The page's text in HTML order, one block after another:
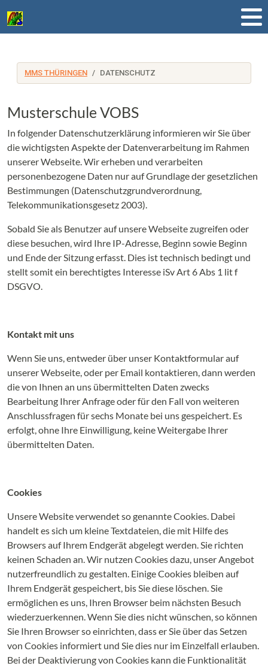
MMS THÜRINGEN DATENSCHUTZ
Musterschule VOBS
In folgender Datenschutzerklärung informieren wir Sie über
die wichtigsten Aspekte der Datenverarbeitung im Rahmen
unserer Webseite. Wir erheben und verarbeiten
personenbezogene Daten nur auf Grundlage der gesetzlichen
Bestimmungen (Datenschutzgrundverordnung,
Telekommunikationsgesetz 2003).
Sobald Sie als Benutzer auf unsere Webseite zugreifen oder
diese besuchen, wird Ihre IP-Adresse, Beginn sowie Beginn
und Ende der Sitzung erfasst. Dies ist technisch bedingt und
stellt somit ein berechtigtes Interesse iSv Art 6 Abs 1 lit f
DSGVO.
Kontakt mit uns
Wenn Sie uns, entweder über unser Kontaktformular auf
unserer Webseite, oder per Email kontaktieren, dann werden
die von Ihnen an uns übermittelten Daten zwecks
Bearbeitung Ihrer Anfrage oder für den Fall von weiteren
Anschlussfragen für sechs Monate bei uns gespeichert. Es
erfolgt, ohne Ihre Einwilligung, keine Weitergabe Ihrer
übermittelten Daten.
Cookies
Unsere Website verwendet so genannte Cookies. Dabei
handelt es sich um kleine Textdateien, die mit Hilfe des
Browsers auf Ihrem Endgerät abgelegt werden. Sie richten
keinen Schaden an. Wir nutzen Cookies dazu, unser Angebot
nutzerfreundlich zu gestalten. Einige Cookies bleiben auf
Ihrem Endgerät gespeichert, bis Sie diese löschen. Sie
ermöglichen es uns, Ihren Browser beim nächsten Besuch
wiederzuerkennen. Wenn Sie dies nicht wünschen, so können
Sie Ihren Browser so einrichten, dass er Sie über das Setzen
von Cookies informiert und Sie dies nur im Einzelfall erlauben.
Bei der Deaktivierung von Cookies kann die Funktionalität